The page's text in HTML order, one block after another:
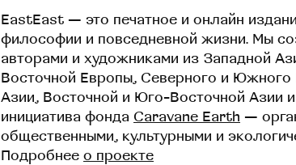
EastEast — это печатное и онлайн
философии и повседневной жизни. Мы
авторами и художниками из Западной
Восточной Европы, Северного и Южного
Азии, Восточной и Юго-Восточной Азии
инициатива фонда Caravane Earth —
общественными, культурными и
Подробнее о проекте